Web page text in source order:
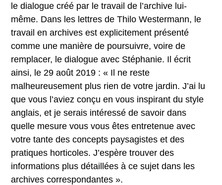
le dialogue créé par le travail de l’archive lui-
même. Dans les lettres de Thilo Westermann, le
travail en archives est explicitement présenté
comme une manière de poursuivre, voire de
remplacer, le dialogue avec Stéphanie. Il écrit
ainsi, le 29 août 2019 : « Il ne reste
malheureusement plus rien de votre jardin. J’ai lu
que vous l’aviez conçu en vous inspirant du style
anglais, et je serais intéressé de savoir dans
quelle mesure vous vous êtes entretenue avec
votre tante des concepts paysagistes et des
pratiques horticoles. J’espère trouver des
informations plus détaillées à ce sujet dans les
archives correspondantes ».